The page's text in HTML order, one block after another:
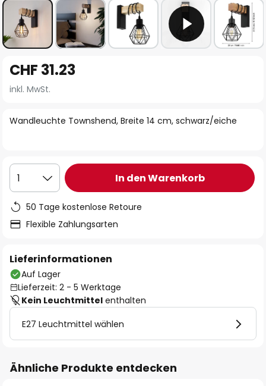
Anfang
der
springen
Wandleuchte Townshend, Breite 14 cm, schwarz/eiche
CHF 31.23
inkl. MwSt.
1 In den Warenkorb
50 Tage kostenlose Retoure
Flexible Zahlungsarten
Lieferinformationen
Auf Lager
Lieferzeit: 2 - 5 Werktage
Kein Leuchtmittel enthalten
E27 Leuchtmittel wählen
Ähnliche Produkte entdecken